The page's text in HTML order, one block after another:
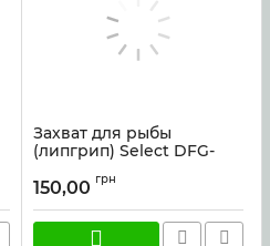
Захват для рыбы
(липгрип) Select DFG-
Артикул: 41258
150,00 грн